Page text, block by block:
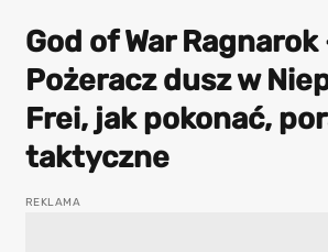
God of War Ragnarok
Pożeracz dusz w
Frei, jak pokonać,
taktyczne